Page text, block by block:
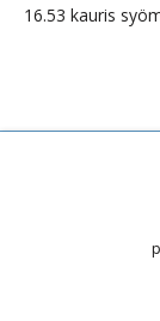
16.53 kauris